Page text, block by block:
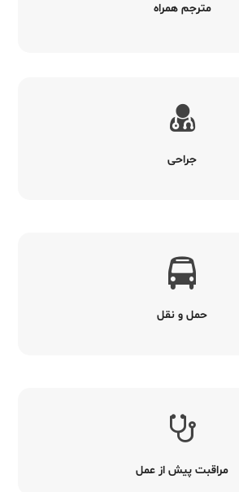
مترجم همراه
جراحی
حمل و نقل
مراقبت پیش از عمل